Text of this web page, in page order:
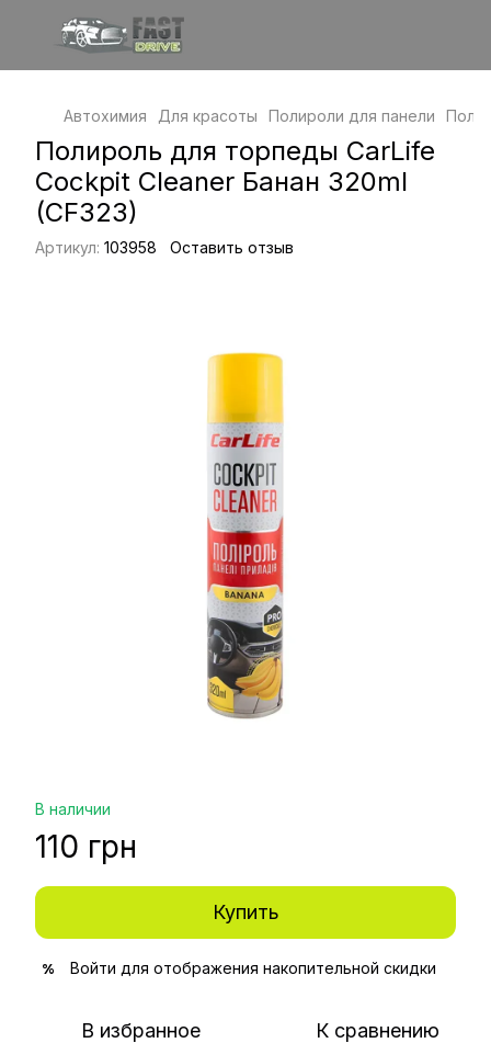
Автохимия Для красоты Полироли для панели
Полироль для торпеды CarLife
Cockpit Cleaner Банан 320ml
(CF323)
Артикул: 103958 Оставить отзыв
В наличии
110 грн
Купить
% Войти для отображения накопительной скидки
В избранное К сравнению